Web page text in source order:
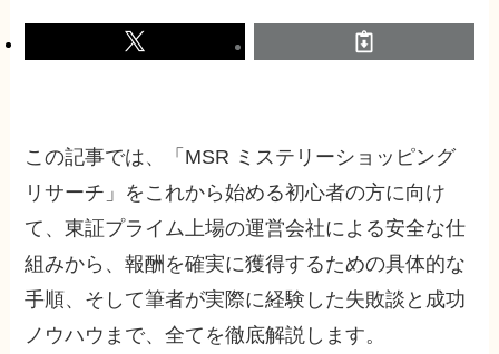
この記事では、「MSR ミステリーショッピング
リサーチ」をこれから始める初心者の方に向け
て、東証プライム上場の運営会社による安全な仕
組みから、報酬を確実に獲得するための具体的な
手順、そして筆者が実際に経験した失敗談と成功
ノウハウまで、全てを徹底解説します。